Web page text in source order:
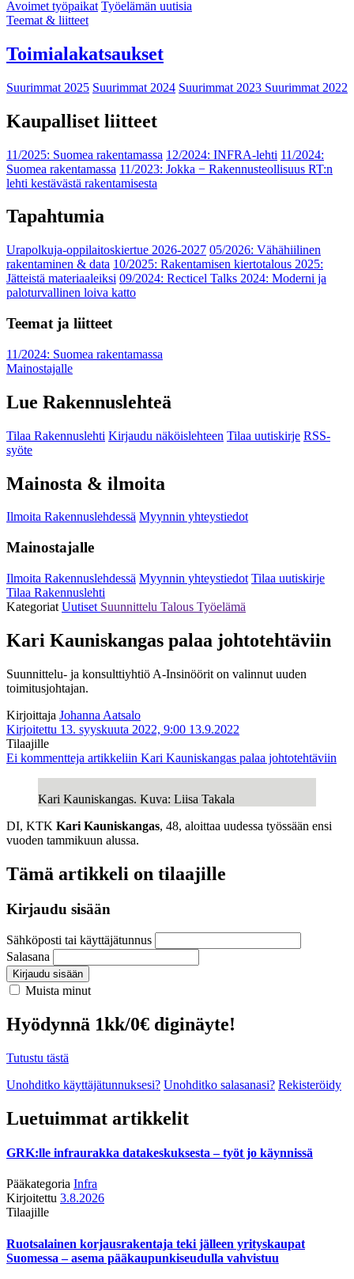
Avoimet työpaikat Työelämän uutisia
Teemat & liitteet
Toimialakatsaukset
Suurimmat 2025 Suurimmat 2024 Suurimmat 2023 Suurimmat 2022
Kaupalliset liitteet
11/2025: Suomea rakentamassa 12/2024: INFRA-lehti 11/2024:
Suomea rakentamassa 11/2023: Jokka − Rakennusteollisuus RT:n
lehti kestävästä rakentamisesta
Tapahtumia
Urapolkuja-oppilaitoskiertue 2026-2027 05/2026: Vähähiilinen
rakentaminen & data 10/2025: Rakentamisen kiertotalous 2025:
Jätteistä materiaaleiksi 09/2024: Recticel Talks 2024: Moderni ja
paloturvallinen loiva katto
Teemat ja liitteet
11/2024: Suomea rakentamassa
Mainostajalle
Lue Rakennuslehteä
Tilaa Rakennuslehti Kirjaudu näköislehteen Tilaa uutiskirje RSS-
syöte
Mainosta & ilmoita
Ilmoita Rakennuslehdessä Myynnin yhteystiedot
Mainostajalle
Ilmoita Rakennuslehdessä Myynnin yhteystiedot Tilaa uutiskirje
Tilaa Rakennuslehti
Kategoriat Uutiset Suunnittelu Talous Työelämä
Kari Kauniskangas palaa johtotehtäviin
Suunnittelu- ja konsulttiyhtiö A-Insinöörit on valinnut uuden
toimitusjohtajan.
Kirjoittaja Johanna Aatsalo
Kirjoitettu 13. syyskuuta 2022, 9:00 13.9.2022
Tilaajille
Ei kommentteja artikkeliin Kari Kauniskangas palaa johtotehtäviin
Kari Kauniskangas. Kuva: Liisa Takala
DI, KTK Kari Kauniskangas, 48, aloittaa uudessa työssään ensi
vuoden tammikuun alussa.
Tämä artikkeli on tilaajille
Kirjaudu sisään
Sähköposti tai käyttäjätunnus
Salasana
Kirjaudu sisään
Muista minut
Hyödynnä 1kk/0€ diginäyte!
Tutustu tästä
Unohditko käyttäjätunnuksesi? Unohditko salasanasi? Rekisteröidy
Luetuimmat artikkelit
GRK:lle infraurakka datakeskuksesta – työt jo käynnissä
Pääkategoria Infra
Kirjoitettu 3.8.2026
Tilaajille
Ruotsalainen korjausrakentaja teki jälleen yrityskaupat
Suomessa – asema pääkaupunkiseudulla vahvistuu